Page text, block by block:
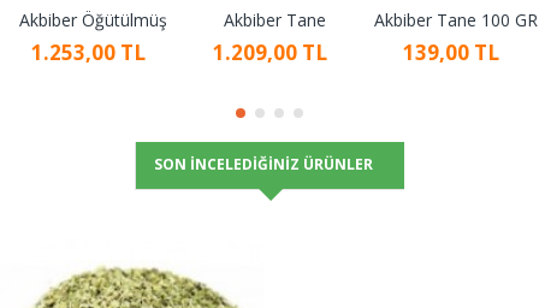
Akbiber Öğütülmüş
1.253,00 TL
Akbiber Tane
1.209,00 TL
Akbiber Tane 100 GR
139,00 TL
SON İNCELEDIĞINIZ ÜRÜNLER